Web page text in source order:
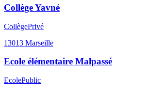
Collège Yavné
CollègePrivé
13013 Marseille
Ecole élémentaire Malpassé
EcolePublic